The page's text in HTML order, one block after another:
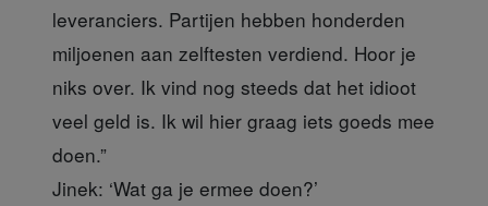
leveranciers. Partijen hebben honderden
miljoenen aan zelftesten verdiend. Hoor je
niks over. Ik vind nog steeds dat het idioot
veel geld is. Ik wil hier graag iets goeds mee
doen.”
Jinek: ‘Wat ga je ermee doen?’